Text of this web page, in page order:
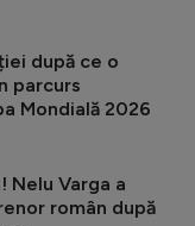
după ce o
parcurs
Mondială 2026
Nelu Varga a
român după